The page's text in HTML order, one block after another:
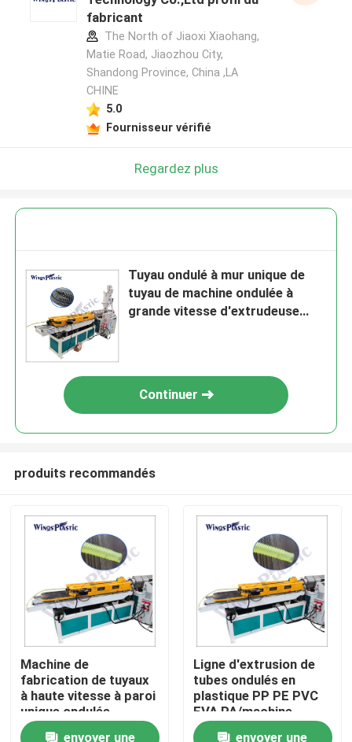
Maison
Produits
Au sujet de nous
fabricant
The North of Jiaoxi Xiaohang,
Matie Road, Jiaozhou City,
Shandong Province, China ,LA
CHINE
5.0
Fournisseur vérifié
Regardez plus
Tuyau ondulé à mur unique de
tuyau de machine ondulée à
grande vitesse d'extrudeuse
Continuer
produits recommandés
Machine de
fabrication de tuyaux
à haute vitesse à paroi
unique ondulée
envoyer une
Ligne d'extrusion de
tubes ondulés en
plastique PP PE PVC
EVA PA/machine
d'extrusion de tubes
envoyer une